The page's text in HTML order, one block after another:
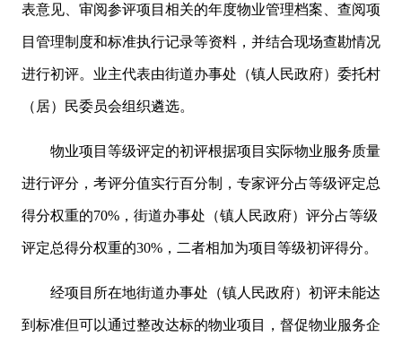
表意见、审阅参评项目相关的年度物业管理档案、查阅项
目管理制度和标准执行记录等资料，并结合现场查勘情况
进行初评。业主代表由街道办事处（镇人民政府）委托村
（居）民委员会组织遴选。
物业项目等级评定的初评根据项目实际物业服务质量
进行评分，考评分值实行百分制，专家评分占等级评定总
得分权重的70%，街道办事处（镇人民政府）评分占等级
评定总得分权重的30%，二者相加为项目等级初评得分。
经项目所在地街道办事处（镇人民政府）初评未能达
到标准但可以通过整改达标的物业项目，督促物业服务企